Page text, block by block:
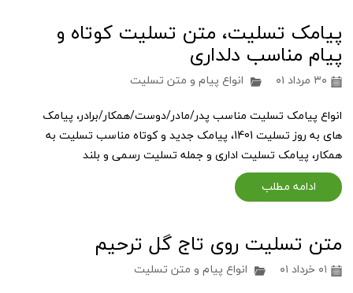
پیامک تسلیت، متن تسلیت کوتاه و
پیام مناسب دلداری
۳۰ مرداد ۰۱
انواع پیام و متن تسلیت
انواع پیامک تسلیت مناسب پدر/مادر/دوست/همکار/برادر، پیامک
های به روز تسلیت 1401، پیامک جدید و کوتاه مناسب تسلیت به
همکار، پیامک تسلیت اداری و جمله تسلیت رسمی و بلند
ادامه مطلب
متن تسلیت روی تاج گل ترحیم
۰۱ خرداد ۰۱
انواع پیام و متن تسلیت